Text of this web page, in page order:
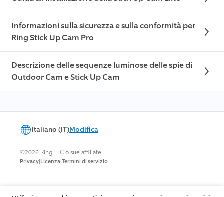
Informazioni sulla sicurezza e sulla conformità per
Ring Stick Up Cam Pro
Descrizione delle sequenze luminose delle spie di
Outdoor Cam e Stick Up Cam
Italiano (IT)Modifica
©2026 Ring LLC o sue affiliate.
Privacy|Licenza|Termini di servizio